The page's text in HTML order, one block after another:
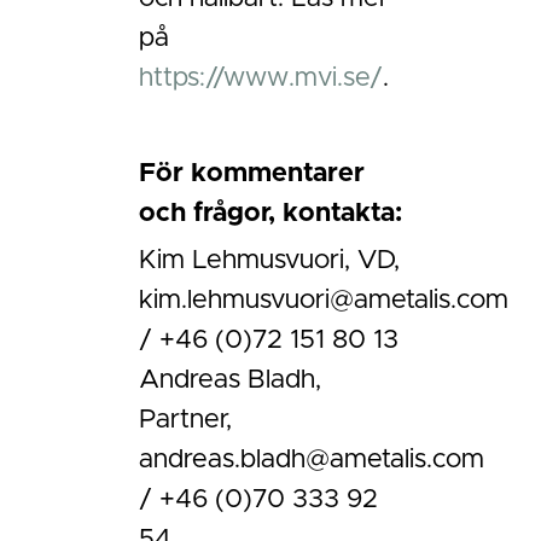
på
https://www.mvi.se/.
För kommentarer
och frågor, kontakta:
Kim Lehmusvuori, VD,
kim.lehmusvuori@ametalis.com
/ +46 (0)72 151 80 13
Andreas Bladh,
Partner,
andreas.bladh@ametalis.com
/ +46 (0)70 333 92